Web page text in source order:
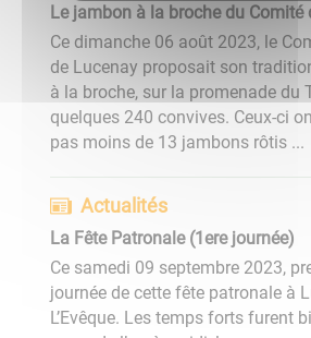
Le jambon à la broche du Comité
Ce dimanche 06 août 2023, le
de Lucenay proposait son
à la broche, sur la promenade du
quelques 240 convives. Ceux-ci
pas moins de 13 jambons rôtis ...
Actualités
La Fête Patronale (1ere journée)
Ce samedi 09 septembre 2023,
journée de cette fête patronale à
L’Evêque. Les temps forts furent